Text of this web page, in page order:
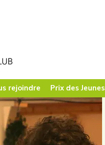
rejoindre Prix des Jeunes